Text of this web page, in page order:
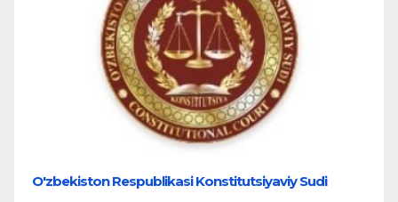
O'zbekiston Respublikasi Konstitutsiyaviy Sudi